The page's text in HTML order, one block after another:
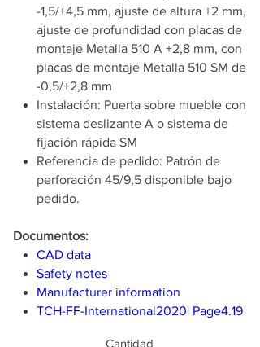
-1,5/+4,5 mm, ajuste de altura ±2 mm,
ajuste de profundidad con placas de
montaje Metalla 510 A +2,8 mm, con
placas de montaje Metalla 510 SM de
-0,5/+2,8 mm
Instalación: Puerta sobre mueble con
sistema deslizante A o sistema de
fijación rápida SM
Referencia de pedido: Patrón de
perforación 45/9,5 disponible bajo
pedido.
Documentos:
CAD data
Safety notes
Manufacturer information
TCH-FF-International2020| Page4.19
Cantidad